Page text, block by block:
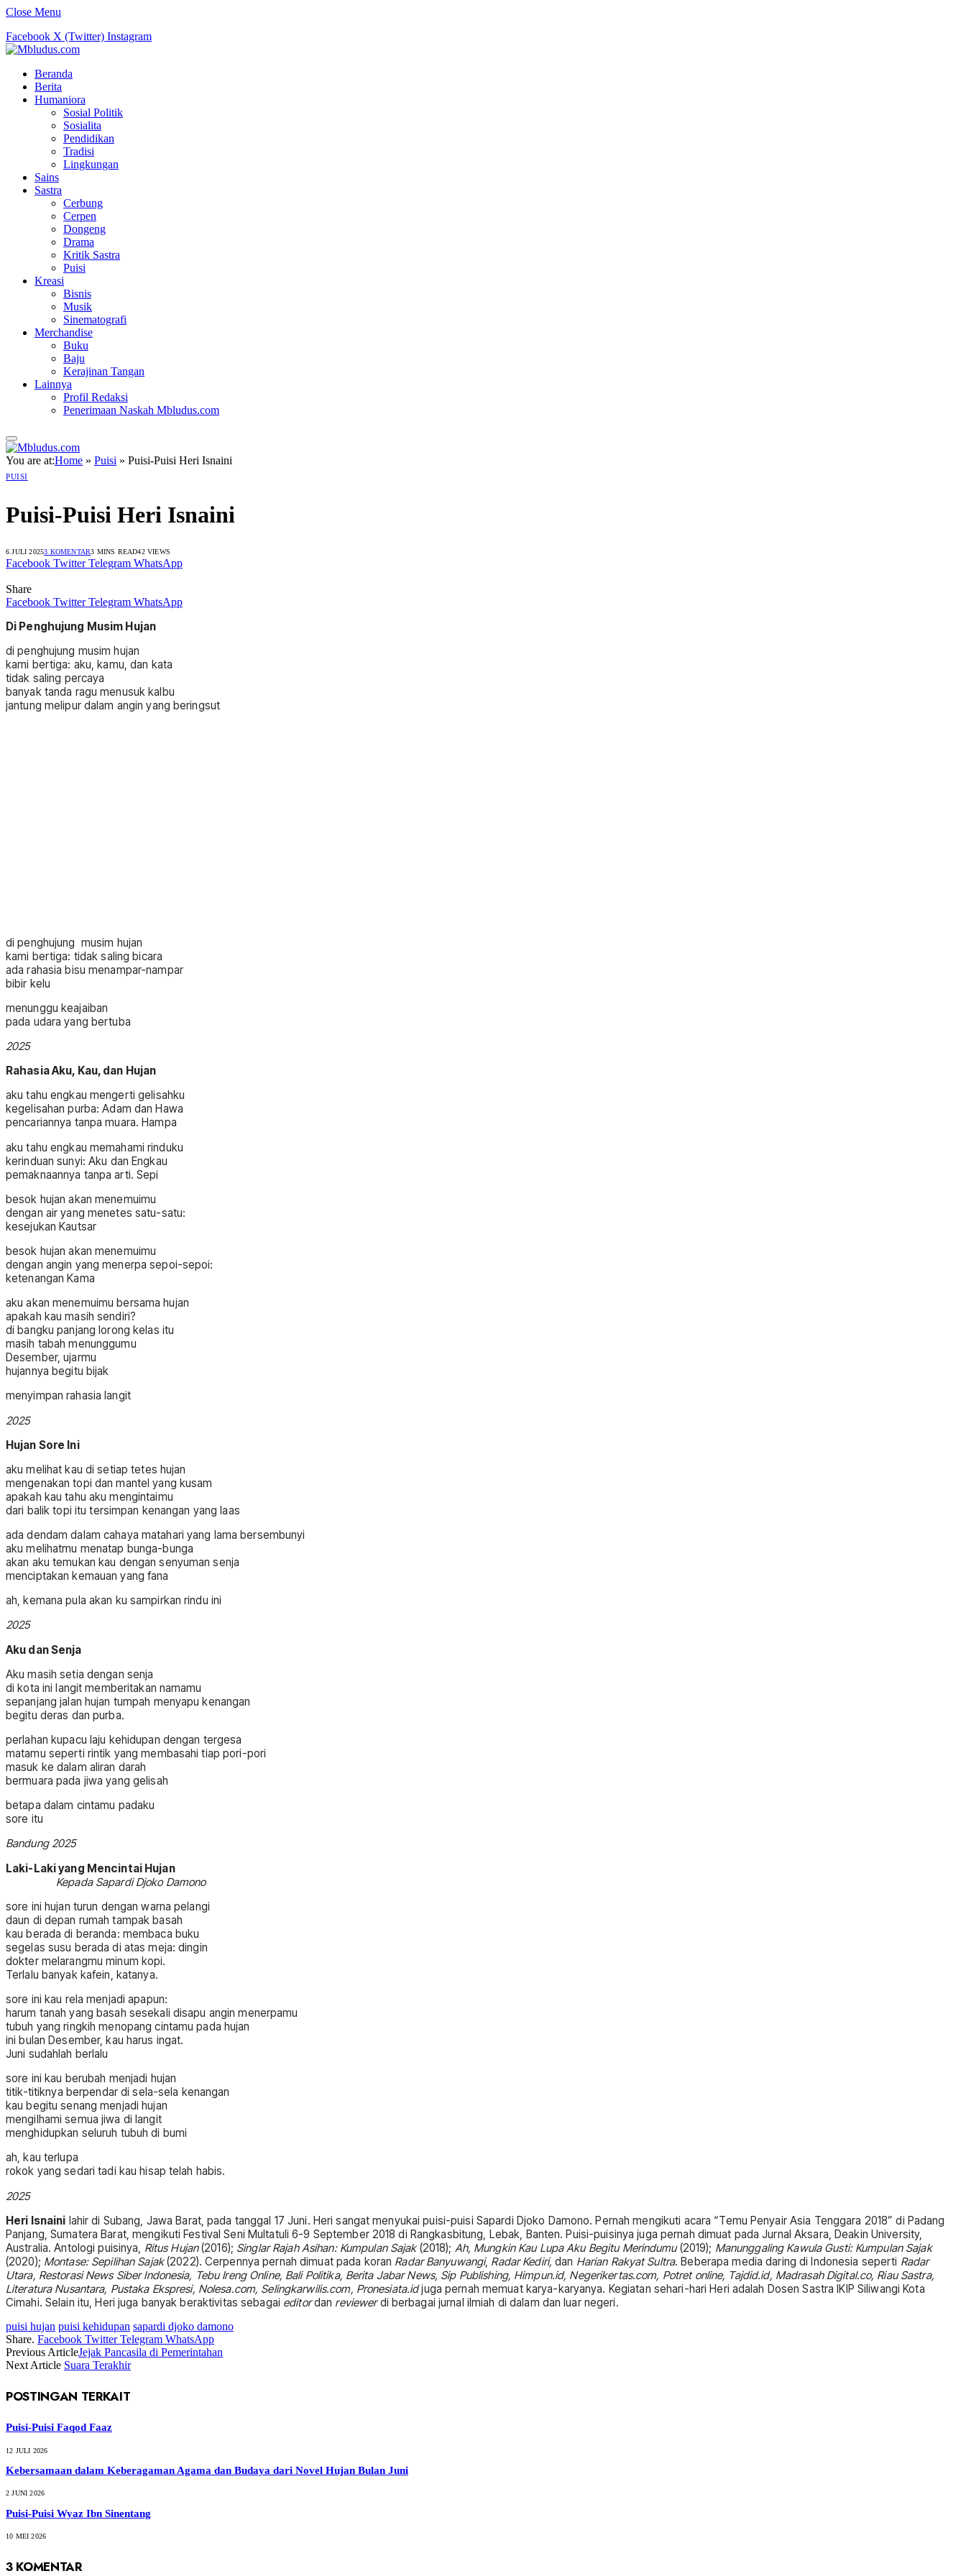
Close Menu
Facebook X (Twitter) Instagram
Beranda
Berita
Humaniora
Sosial Politik
Sosialita
Pendidikan
Tradisi
Lingkungan
Sains
Sastra
Cerbung
Cerpen
Dongeng
Drama
Kritik Sastra
Puisi
Kreasi
Bisnis
Musik
Sinematografi
Merchandise
Buku
Baju
Kerajinan Tangan
Lainnya
Profil Redaksi
Penerimaan Naskah Mbludus.com
You are at:Home » Puisi » Puisi-Puisi Heri Isnaini
PUISI
Puisi-Puisi Heri Isnaini
6 JULI 20253 KOMENTAR3 MINS READ42VIEWS
Facebook Twitter Telegram WhatsApp
Share
Facebook Twitter Telegram WhatsApp
Di Penghujung Musim Hujan
di penghujung musim hujan
kami bertiga: aku, kamu, dan kata
tidak saling percaya
banyak tanda ragu menusuk kalbu
jantung melipur dalam angin yang beringsut
di penghujung musim hujan
kami bertiga: tidak saling bicara
ada rahasia bisu menampar-nampar
bibir kelu
menunggu keajaiban
pada udara yang bertuba
2025
Rahasia Aku, Kau, dan Hujan
aku tahu engkau mengerti gelisahku
kegelisahan purba: Adam dan Hawa
pencariannya tanpa muara. Hampa
aku tahu engkau memahami rinduku
kerinduan sunyi: Aku dan Engkau
pemaknaannya tanpa arti. Sepi
besok hujan akan menemuimu
dengan air yang menetes satu-satu:
kesejukan Kautsar
besok hujan akan menemuimu
dengan angin yang menerpa sepoi-sepoi:
ketenangan Kama
aku akan menemuimu bersama hujan
apakah kau masih sendiri?
di bangku panjang lorong kelas itu
masih tabah menunggumu
Desember, ujarmu
hujannya begitu bijak
menyimpan rahasia langit
2025
Hujan Sore Ini
aku melihat kau di setiap tetes hujan
mengenakan topi dan mantel yang kusam
apakah kau tahu aku mengintaimu
dari balik topi itu tersimpan kenangan yang laas
ada dendam dalam cahaya matahari yang lama bersembunyi
aku melihatmu menatap bunga-bunga
akan aku temukan kau dengan senyuman senja
menciptakan kemauan yang fana
ah, kemana pula akan ku sampirkan rindu ini
2025
Aku dan Senja
Aku masih setia dengan senja
di kota ini langit memberitakan namamu
sepanjang jalan hujan tumpah menyapu kenangan
begitu deras dan purba.
perlahan kupacu laju kehidupan dengan tergesa
matamu seperti rintik yang membasahi tiap pori-pori
masuk ke dalam aliran darah
bermuara pada jiwa yang gelisah
betapa dalam cintamu padaku
sore itu
Bandung 2025
Laki-Laki yang Mencintai Hujan
Kepada Sapardi Djoko Damono
sore ini hujan turun dengan warna pelangi
daun di depan rumah tampak basah
kau berada di beranda: membaca buku
segelas susu berada di atas meja: dingin
dokter melarangmu minum kopi.
Terlalu banyak kafein, katanya.
sore ini kau rela menjadi apapun:
harum tanah yang basah sesekali disapu angin menerpamu
tubuh yang ringkih menopang cintamu pada hujan
ini bulan Desember, kau harus ingat.
Juni sudahlah berlalu
sore ini kau berubah menjadi hujan
titik-titiknya berpendar di sela-sela kenangan
kau begitu senang menjadi hujan
mengilhami semua jiwa di langit
menghidupkan seluruh tubuh di bumi
ah, kau terlupa
rokok yang sedari tadi kau hisap telah habis.
2025
Heri Isnaini lahir di Subang, Jawa Barat, pada tanggal 17 Juni. Heri sangat menyukai puisi-puisi Sapardi Djoko Damono. Pernah mengikuti acara “Temu Penyair Asia Tenggara 2018” di Padang
Panjang, Sumatera Barat, mengikuti Festival Seni Multatuli 6-9 September 2018 di Rangkasbitung, Lebak, Banten. Puisi-puisinya juga pernah dimuat pada Jurnal Aksara, Deakin University,
Australia. Antologi puisinya, Ritus Hujan(2016); Singlar Rajah Asihan: Kumpulan Sajak(2018); Ah, Mungkin Kau Lupa Aku Begitu Merindumu(2019); Manunggaling Kawula Gusti: Kumpulan Sajak
(2020); Montase: Sepilihan Sajak(2022). Cerpennya pernah dimuat pada koran Radar Banyuwangi, Radar Kediri, dan Harian Rakyat Sultra. Beberapa media daring di Indonesia seperti Radar
Utara, Restorasi News Siber Indonesia, Tebu Ireng Online, Bali Politika, Berita Jabar News, Sip Publishing, Himpun.id, Negerikertas.com, Potret online, Tajdid.id, Madrasah Digital.co, Riau Sastra,
Literatura Nusantara, Pustaka Ekspresi, Nolesa.com, Selingkarwilis.com, Pronesiata.idjuga pernah memuat karya-karyanya. Kegiatan sehari-hari Heri adalah Dosen Sastra IKIP Siliwangi Kota
Cimahi. Selain itu, Heri juga banyak beraktivitas sebagai editordan reviewerdi berbagai jurnal ilmiah di dalam dan luar negeri.
puisi hujan puisi kehidupan sapardi djoko damono
Share. Facebook Twitter Telegram WhatsApp
Previous ArticleJejak Pancasila di Pemerintahan
Next Article Suara Terakhir
POSTINGAN TERKAIT
Puisi-Puisi Faqod Faaz
12 JULI 2026
Kebersamaan dalam Keberagaman Agama dan Budaya dari Novel Hujan Bulan Juni
2 JUNI 2026
Puisi-Puisi Wyaz Ibn Sinentang
10 MEI 2026
3KOMENTAR